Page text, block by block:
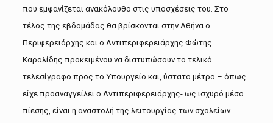
που εμφανίζεται ανακόλουθο στις υποσχέσεις του. Στο
τέλος της εβδομάδας θα βρίσκονται στην Αθήνα ο
Περιφερειάρχης και ο Αντιπεριφερειάρχης Φώτης
Καραλίδης προκειμένου να διατυπώσουν το τελικό
τελεσίγραφο προς το Υπουργείο και, ύστατο μέτρο – όπως
είχε προαναγγείλει ο Αντιπεριφερειάρχης- ως ισχυρό μέσο
πίεσης, είναι η αναστολή της λειτουργίας των σχολείων.